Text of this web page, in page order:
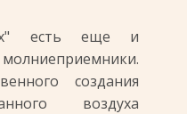
есть еще и
создания
воздуха